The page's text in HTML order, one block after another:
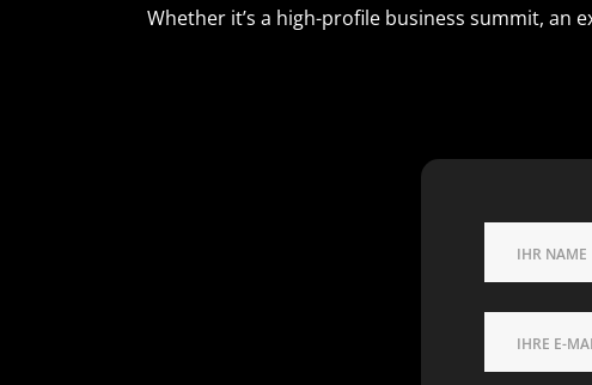
Whether it’s a high-profile business summit, an